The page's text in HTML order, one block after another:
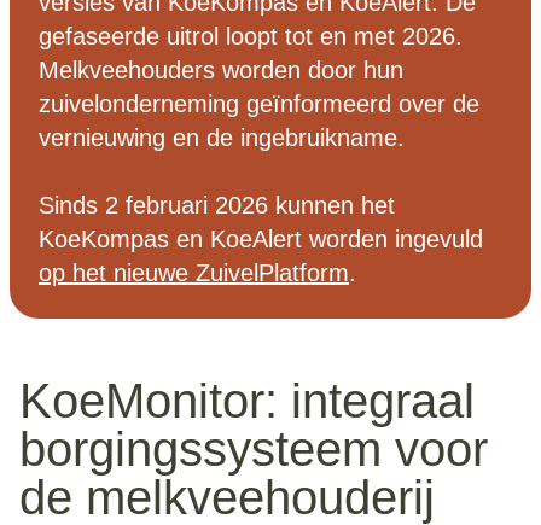
gefaseerde uitrol loopt tot en met 2026.
Melkveehouders worden door hun
zuivelonderneming geïnformeerd over de
vernieuwing en de ingebruikname.
Sinds 2 februari 2026 kunnen het
KoeKompas en KoeAlert worden ingevuld
op het nieuwe ZuivelPlatform.
KoeMonitor: integraal
borgingssysteem voor
de melkveehouderij